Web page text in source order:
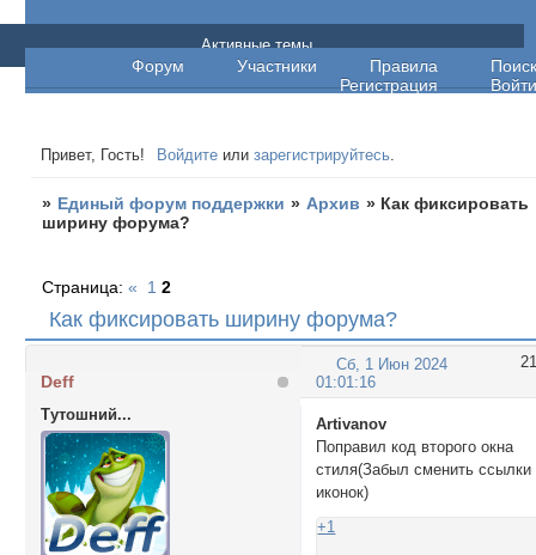
Единый форум поддержки
Форум Участники Правила
Поиск
Регистрация
Войти
Активные темы
Привет, Гость! Войдите илизарегистрируйтесь.
» Единый форум поддержки » Архив » Как фиксировать
ширину форума?
Как фиксировать ширину форума?
Страница:« 1 2
21
Сб, 1 Июн 2024
01:01:16
Deff
Тутошний...
Artivanov
Поправил код второго окна
стиля(Забыл сменить ссылки
иконок)
+1